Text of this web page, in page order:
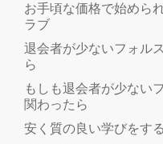
お手頃な価格で始めら
ラブ
退会者が少ないフォル
ら
もしも退会者が少ない
関わったら
安く質の良い学びをす